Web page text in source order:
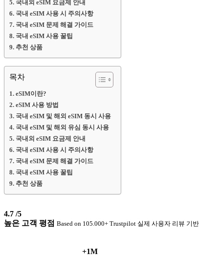
국내외 eSIM 요금제 안내
국내 eSIM 사용 시 주의사항
국내 eSIM 문제 해결 가이드
국내 eSIM 사용 꿀팁
추천 상품
목차
eSIM이란?
eSIM 사용 방법
국내 eSIM 및 해외 eSIM 동시 사용
국내 eSIM 및 해외 유심 동시 사용
국내외 eSIM 요금제 안내
국내 eSIM 사용 시 주의사항
국내 eSIM 문제 해결 가이드
국내 eSIM 사용 꿀팁
추천 상품
4.7 /5
높은 고객 평점 Based on 105.000+ Trustpilot 실제 사용자 리뷰 기반
+1M